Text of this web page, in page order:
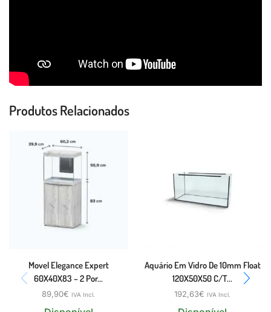
Produtos Relacionados
Movel Elegance Expert
60X40X83 – 2 Por...
89,90€ IVA Incl.
Aquário Em Vidro De 10mm Float
120X50X50 C/t...
192,63€ IVA Incl.